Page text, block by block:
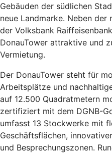
Gebäuden der südlichen
neue Landmarke. Neben der
der Volksbank
DonauTower attraktive und
Vermietung.
Der DonauTower steht für
Arbeitsplätze und
auf 12.500 Quadratmetern
zertifiziert mit dem DGNB-
umfasst 13 Stockwerke mit
Geschäftsflächen,
und Besprechungszonen.